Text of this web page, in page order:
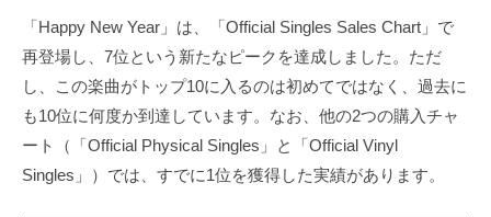
「Happy New Year」は、「Official Singles Sales Chart」で
再登場し、7位という新たなピークを達成しました。ただ
し、この楽曲がトップ10に入るのは初めてではなく、過去に
も10位に何度か到達しています。なお、他の2つの購入チャ
ート（「Official Physical Singles」と「Official Vinyl
Singles」）では、すでに1位を獲得した実績があります。